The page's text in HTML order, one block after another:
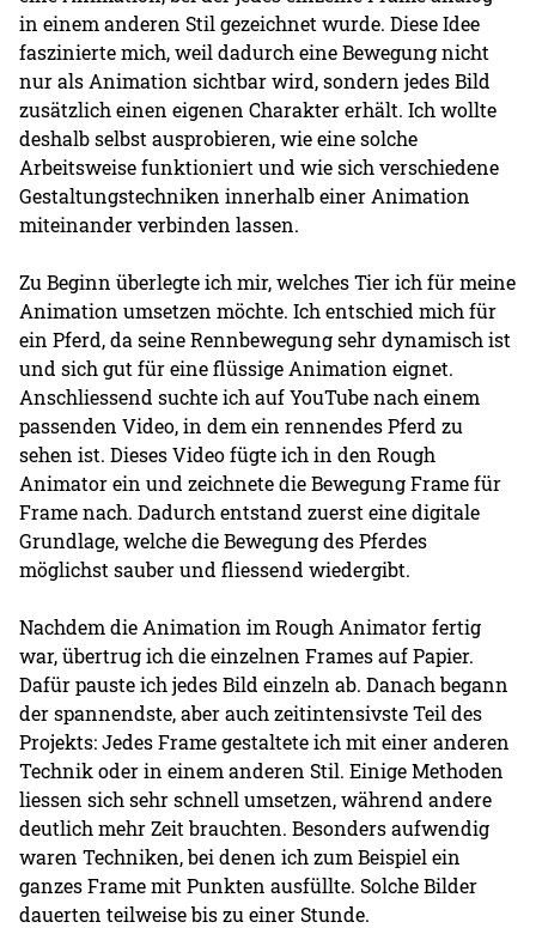
in einem anderen Stil gezeichnet wurde. Diese Idee
faszinierte mich, weil dadurch eine Bewegung nicht
nur als Animation sichtbar wird, sondern jedes Bild
zusätzlich einen eigenen Charakter erhält. Ich wollte
deshalb selbst ausprobieren, wie eine solche
Arbeitsweise funktioniert und wie sich verschiedene
Gestaltungstechniken innerhalb einer Animation
miteinander verbinden lassen.
Zu Beginn überlegte ich mir, welches Tier ich für meine
Animation umsetzen möchte. Ich entschied mich für
ein Pferd, da seine Rennbewegung sehr dynamisch ist
und sich gut für eine flüssige Animation eignet.
Anschliessend suchte ich auf YouTube nach einem
passenden Video, in dem ein rennendes Pferd zu
sehen ist. Dieses Video fügte ich in den Rough
Animator ein und zeichnete die Bewegung Frame für
Frame nach. Dadurch entstand zuerst eine digitale
Grundlage, welche die Bewegung des Pferdes
möglichst sauber und fliessend wiedergibt.
Nachdem die Animation im Rough Animator fertig
war, übertrug ich die einzelnen Frames auf Papier.
Dafür pauste ich jedes Bild einzeln ab. Danach begann
der spannendste, aber auch zeitintensivste Teil des
Projekts: Jedes Frame gestaltete ich mit einer anderen
Technik oder in einem anderen Stil. Einige Methoden
liessen sich sehr schnell umsetzen, während andere
deutlich mehr Zeit brauchten. Besonders aufwendig
waren Techniken, bei denen ich zum Beispiel ein
ganzes Frame mit Punkten ausfüllte. Solche Bilder
dauerten teilweise bis zu einer Stunde.